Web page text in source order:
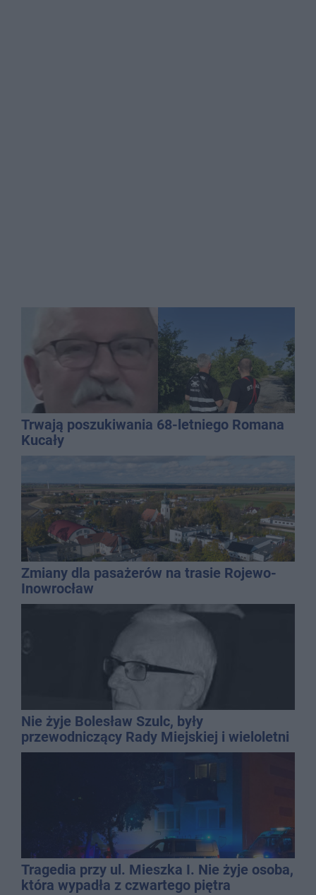
Trwają poszukiwania 68-letniego Romana
Kucały
Zmiany dla pasażerów na trasie Rojewo-
Inowrocław
Nie żyje Bolesław Szulc, były
przewodniczący Rady Miejskiej i wieloletni
dyrektor SP 14
Tragedia przy ul. Mieszka I. Nie żyje osoba,
która wypadła z czwartego piętra